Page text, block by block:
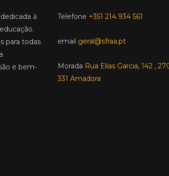
à
para todas
e bem-
Telefone +351 214 934 561
email geral@sfraa.pt
Morada Rua Elias Garcia, 142 ,
331 Amadora